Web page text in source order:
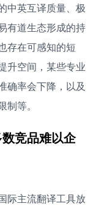
中英互译质量、极
有道生态形成的持
存在可感知的短
升空间，某些专业
确率会下降，以及
等。
竞品难以企
际主流翻译工具放